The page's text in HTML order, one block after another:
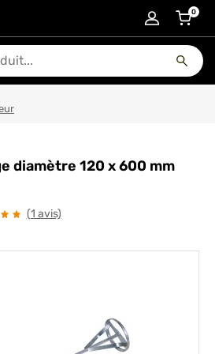
?
0article
diamètre 120 x 600 mm
(1 avis)